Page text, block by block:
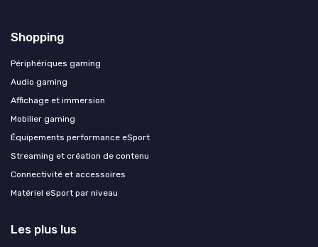
Shopping
Périphériques gaming
Audio gaming
Affichage et immersion
Mobilier gaming
Équipements performance eSport
Streaming et création de contenu
Connectivité et accessoires
Matériel eSport par niveau
Les plus lus